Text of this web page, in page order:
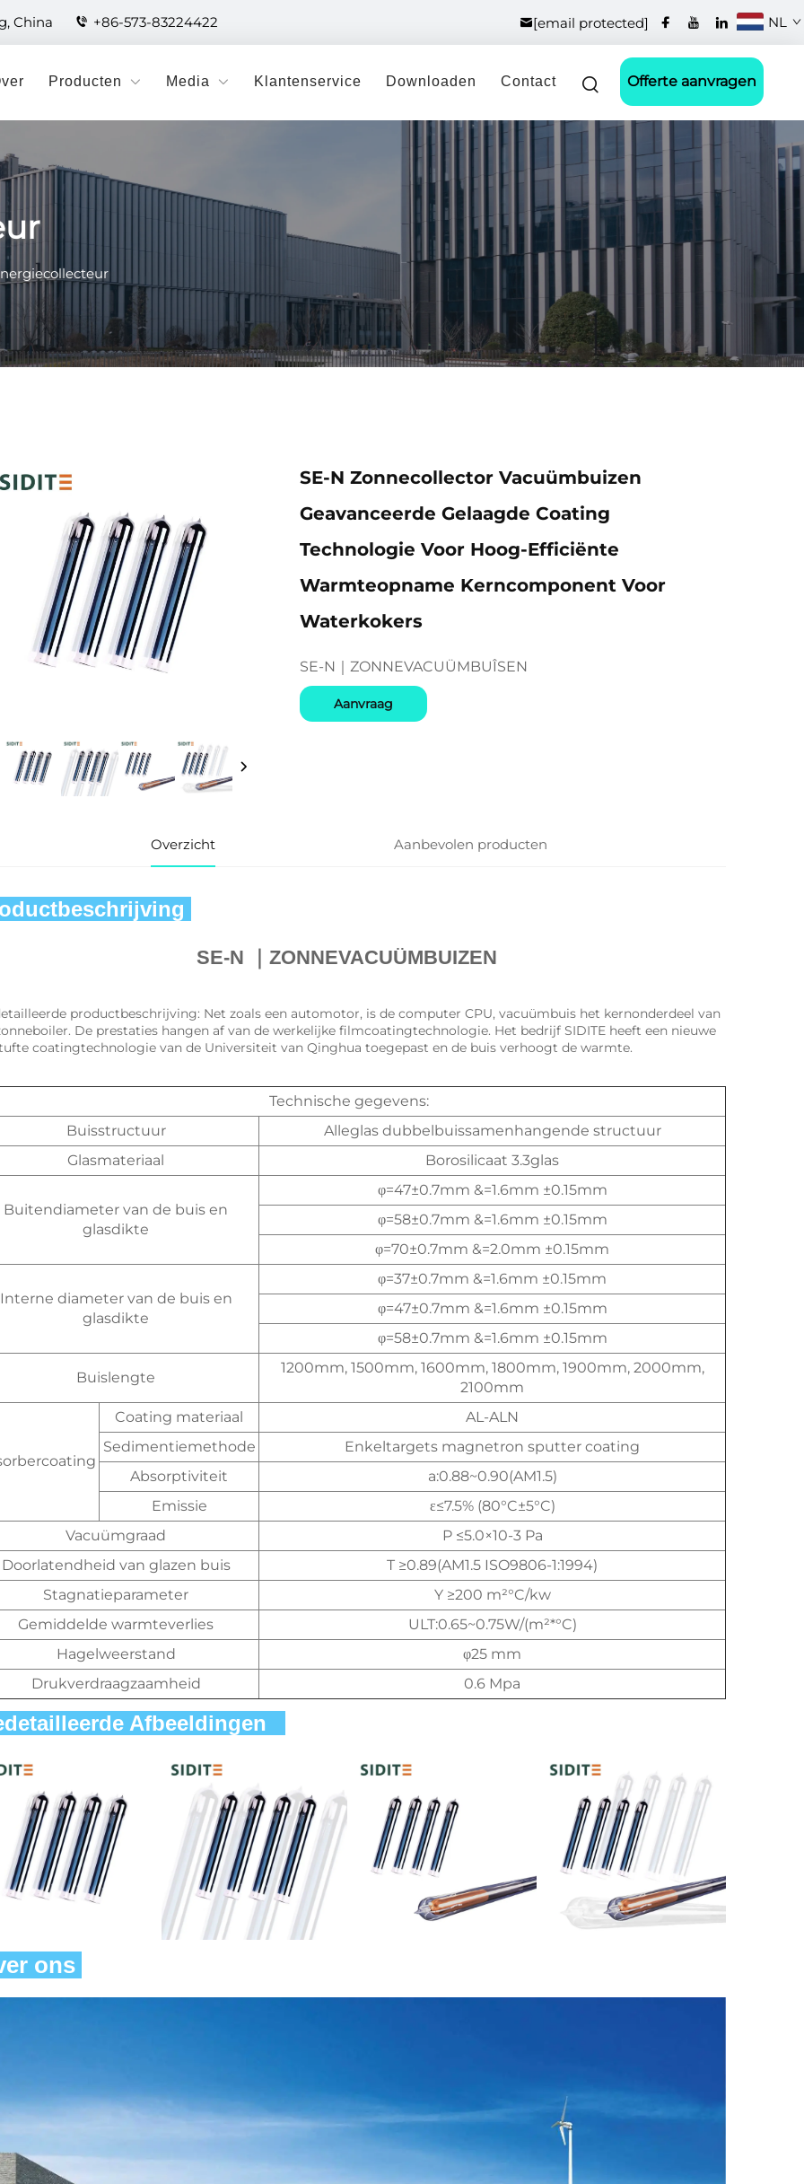
China +86-573-83224422 [email protected] NL
Producten Media Klantenservice Downloaden Contact Offerte aanvragen
SE-N Zonnecollector Vacuümbuizen
Geavanceerde Gelaagde Coating
Technologie Voor Hoog-Efficiënte
Warmteopname Kerncomponent Voor
Waterkokers
SE-N｜ZONNEVACUÜMBUÎSEN
Aanvraag
Overzicht Aanbevolen producten
SE-N ZONNEVACUÜMBUIZEN
productbeschrijving: Net zoals een automotor, is de computer CPU, vacuümbuis het kernonderdeel van
De prestaties hangen af van de werkelijke filmcoatingtechnologie. Het bedrijf SIDITE heeft een nieuwe
coatingtechnologie van de Universiteit van Qinghua toegepast en de buis verhoogt de warmte.
Technische gegevens:
Buisstructuur
Alleglas dubbelbuissamenhangende structuur
Glasmateriaal
Borosilicaat 3.3glas
Buitendiameter van de buis en
glasdikte
φ=47±0.7mm &=1.6mm ±0.15mm
φ=58±0.7mm &=1.6mm ±0.15mm
φ=70±0.7mm &=2.0mm ±0.15mm
Interne diameter van de buis en
glasdikte
φ=37±0.7mm &=1.6mm ±0.15mm
φ=47±0.7mm &=1.6mm ±0.15mm
φ=58±0.7mm &=1.6mm ±0.15mm
Buislengte
1200mm, 1500mm, 1600mm, 1800mm, 1900mm, 2000mm,
2100mm
Coating materiaal
AL-ALN
Sedimentiemethode
Enkeltargets magnetron sputter coating
Absorptiviteit
a:0.88~0.90(AM1.5)
Emissie
ε≤7.5% (80°C±5°C)
Vacuümgraad
P ≤5.0×10-3 Pa
Doorlatendheid van glazen buis
T ≥0.89(AM1.5 ISO9806-1:1994)
Stagnatieparameter
Y ≥200 m²°C/kw
Gemiddelde warmteverlies
ULT:0.65~0.75W/(m²*°C)
Hagelweerstand
φ25 mm
Drukverdraagzaamheid
0.6 Mpa
Afbeeldingen
ons